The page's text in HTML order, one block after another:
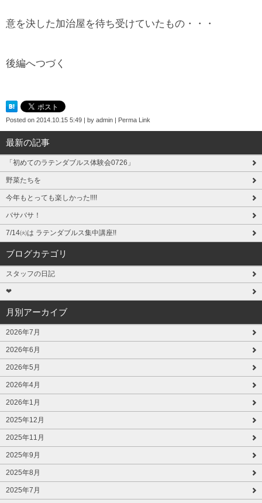
意を決した加治屋を待ち受けていたもの・・・
後編へつづく
Posted on 2014.10.15 5:49 | by admin | Perma Link
最新の記事
「初めてのラテンダブルス体験会0726」
野菜たちを
今年もとっても楽しかった!!!!
バサバサ！
7/14㈫は ラテンダブルス集中講座!!
ブログカテゴリ
スタッフの日記
❤
月別アーカイブ
2026年7月
2026年6月
2026年5月
2026年4月
2026年1月
2025年12月
2025年11月
2025年9月
2025年8月
2025年7月